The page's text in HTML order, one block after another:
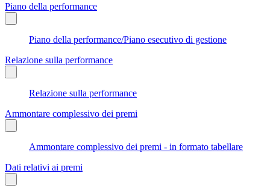
Piano della performance
Piano della performance/Piano esecutivo di gestione
Relazione sulla performance
Relazione sulla performance
Ammontare complessivo dei premi
Ammontare complessivo dei premi - in formato tabellare
Dati relativi ai premi